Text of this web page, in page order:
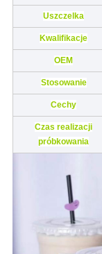
Uszczelka
Kwalifikacje
OEM
Stosowanie
Cechy
Czas realizacji
próbkowania